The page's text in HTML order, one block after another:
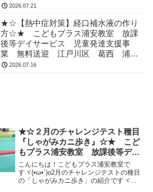
運動療育 放デイ 児発 ADHD 自
2026.07.21
★☆【熱中症対策】経口補水液の作り
方☆★ こどもプラス浦安教室 放課
後等デイサービス 児童発達支援事
業 無料送迎 江戸川区 葛西 浦安
市 発達障がい 運動療育 放デイ
2026.07.16
★☆２月のチャレンジテスト種目
『しゃがみカニ歩き』☆★ こど
もプラス浦安教室 放課後等デイ
サービス 児童発達支援事業 無
料送迎 江戸川区 葛西 浦安
市 発達障がい 運動療育 放デ
こんにちは！こどもプラス浦安教室で
すヾ(•ω•`)o2月のチャレンジテストの種目
の「しゃがみカニ歩き」の紹介ですヾ